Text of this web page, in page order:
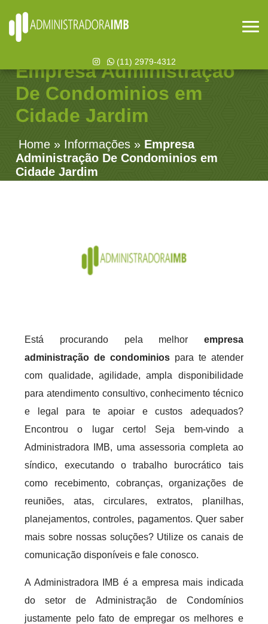
(11) 2979-4312
Empresa Administração
De Condominios em
Cidade Jardim
Home » Informações » Empresa
Administração De Condominios em
Cidade Jardim
Está procurando pela melhor empresa
administração de condominios para te atender
com qualidade, agilidade, ampla disponibilidade
para atendimento consultivo, conhecimento técnico
e legal para te apoiar e custos adequados?
Encontrou o lugar certo! Seja bem-vindo a
Administradora IMB, uma assessoria completa ao
síndico, executando o trabalho burocrático tais
como recebimento, cobranças, organizações de
reuniões, atas, circulares, extratos, planilhas,
planejamentos, controles, pagamentos. Quer saber
mais sobre nossas soluções? Utilize os canais de
comunicação disponíveis e fale conosco.
A Administradora IMB é a empresa mais indicada
do setor de Administração de Condomínios
justamente pelo fato de empregar os melhores e